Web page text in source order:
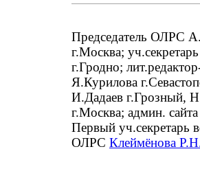
Председатель ОЛРС
г.Москва;
г.Гродно;
Я.Курилова
И.Дадаев г.Грозный,
г.Москва; админ.
Первый уч.секретарь
ОЛРС Клеймёнова